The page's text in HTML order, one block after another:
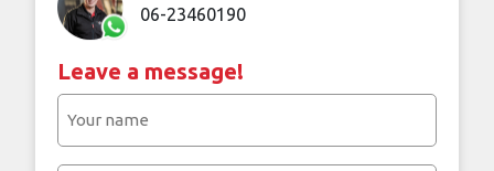
06-23460190
Leave a message!
(Required)